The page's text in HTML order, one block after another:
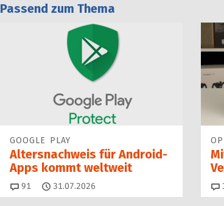
Passend zum Thema
GOOGLE PLAY
Altersnachweis für Android-
Apps kommt weltweit
91 Kommentare
31.07.2026